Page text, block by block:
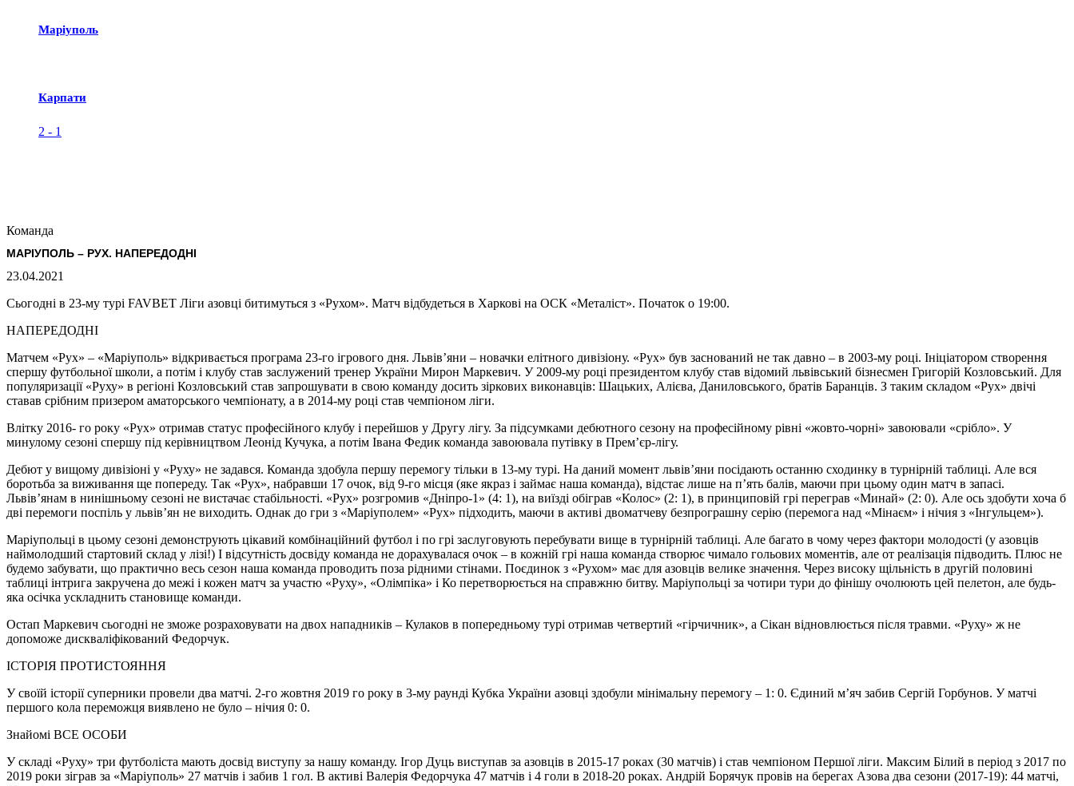
Маріуполь
Карпати
2 - 1
Команда
МАРІУПОЛЬ – РУХ. НАПЕРЕДОДНІ
23.04.2021
Сьогодні в 23-му турі FAVBET Ліги азовці битимуться з «Рухом». Матч відбудеться в Харкові на ОСК «Металіст». Початок о 19:00.
НАПЕРЕДОДНІ
Матчем «Рух» – «Маріуполь» відкривається програма 23-го ігрового дня. Львів’яни – новачки елітного дивізіону. «Рух» був заснований не так давно – в 2003-му році. Ініціатором створення
спершу футбольної школи, а потім і клубу став заслужений тренер України Мирон Маркевич. У 2009-му році президентом клубу став відомий львівський бізнесмен Григорій Козловський. Для
популяризації «Руху» в регіоні Козловський став запрошувати в свою команду досить зіркових виконавців: Шацьких, Алієва, Даниловського, братів Баранців. З таким складом «Рух» двічі
ставав срібним призером аматорського чемпіонату, а в 2014-му році став чемпіоном ліги.
Влітку 2016- го року «Рух» отримав статус професійного клубу і перейшов у Другу лігу. За підсумками дебютного сезону на професійному рівні «жовто-чорні» завоювали «срібло». У
минулому сезоні спершу під керівництвом Леонід Кучука, а потім Івана Федик команда завоювала путівку в Прем’єр-лігу.
Дебют у вищому дивізіоні у «Руху» не задався. Команда здобула першу перемогу тільки в 13-му турі. На даний момент львів’яни посідають останню сходинку в турнірній таблиці. Але вся
боротьба за виживання ще попереду. Так «Рух», набравши 17 очок, від 9-го місця (яке якраз і займає наша команда), відстає лише на п’ять балів, маючи при цьому один матч в запасі.
Львів’янам в нинішньому сезоні не вистачає стабільності. «Рух» розгромив «Дніпро-1» (4: 1), на виїзді обіграв «Колос» (2: 1), в принциповій грі переграв «Минай» (2: 0). Але ось здобути хоча б
дві перемоги поспіль у львів’ян не виходить. Однак до гри з «Маріуполем» «Рух» підходить, маючи в активі двоматчеву безпрограшну серію (перемога над «Мінаєм» і нічия з «Інгульцем»).
Маріупольці в цьому сезоні демонструють цікавий комбінаційний футбол і по грі заслуговують перебувати вище в турнірній таблиці. Але багато в чому через фактори молодості (у азовців
наймолодший стартовий склад у лізі!) І відсутність досвіду команда не дорахувалася очок – в кожній грі наша команда створює чимало гольових моментів, але от реалізація підводить. Плюс не
будемо забувати, що практично весь сезон наша команда проводить поза рідними стінами. Поєдинок з «Рухом» має для азовців велике значення. Через високу щільність в другій половині
таблиці інтрига закручена до межі і кожен матч за участю «Руху», «Олімпіка» і Ко перетворюється на справжню битву. Маріупольці за чотири тури до фінішу очолюють цей пелетон, але будь-
яка осічка ускладнить становище команди.
Остап Маркевич сьогодні не зможе розраховувати на двох нападників – Кулаков в попередньому турі отримав четвертий «гірчичник», а Сікан відновлюється після травми. «Руху» ж не
допоможе дискваліфікований Федорчук.
ІСТОРІЯ ПРОТИСТОЯННЯ
У своїй історії суперники провели два матчі. 2-го жовтня 2019 го року в 3-му раунді Кубка України азовці здобули мінімальну перемогу – 1: 0. Єдиний м’яч забив Сергій Горбунов. У матчі
першого кола переможця виявлено не було – нічия 0: 0.
Знайомі ВСЕ ОСОБИ
У складі «Руху» три футболіста мають досвід виступу за нашу команду. Ігор Дуць виступав за азовців в 2015-17 роках (30 матчів) і став чемпіоном Першої ліги. Максим Білий в період з 2017 по
2019 роки зіграв за «Маріуполь» 27 матчів і забив 1 гол. В активі Валерія Федорчука 47 матчів і 4 голи в 2018-20 роках. Андрій Борячук провів на берегах Азова два сезони (2017-19): 44 матчі,